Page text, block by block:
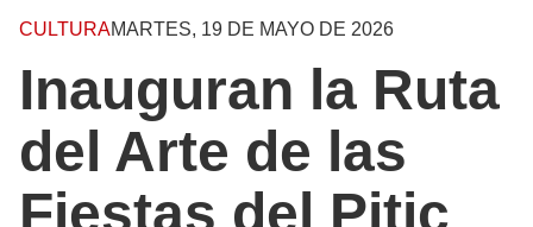
CULTURAMARTES, 19 DE MAYO DE 2026
Inauguran la Ruta
del Arte de las
Fiestas del Pitic